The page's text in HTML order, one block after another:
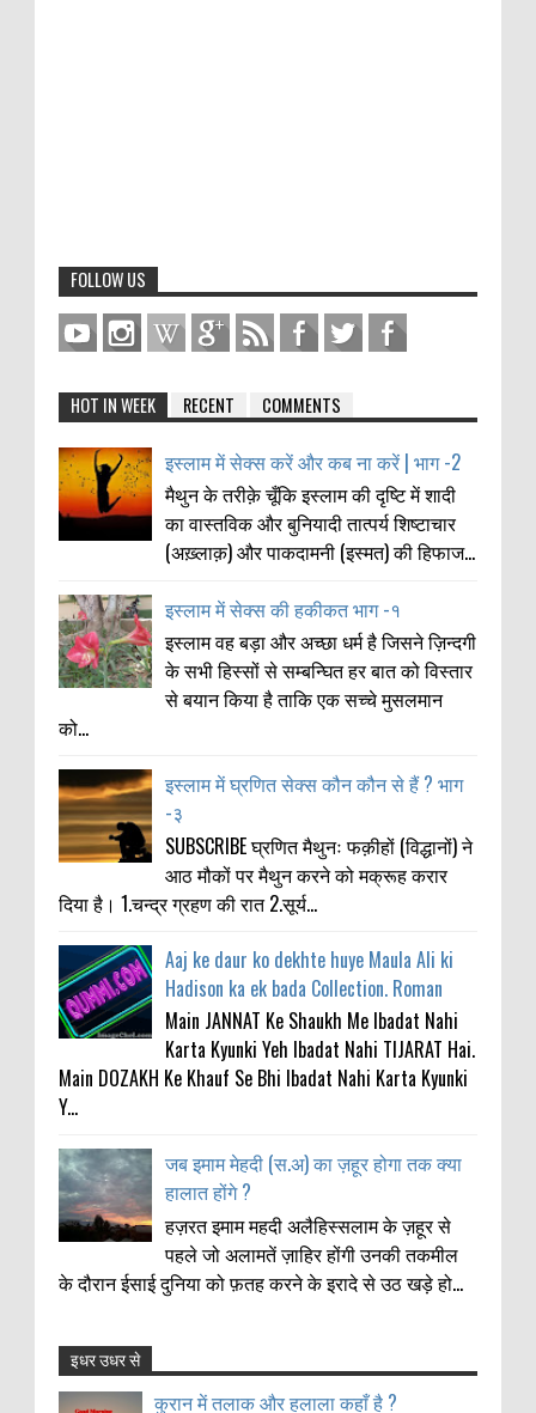
FOLLOW US
HOT IN WEEK RECENT COMMENTS
इस्लाम में सेक्स करें और कब ना करें | भाग -2
मैथुन के तरीक़े चूँकि इस्लाम की दृष्टि में शादी
का वास्तविक और बुनियादी तात्पर्य शिष्टाचार
(अख़्लाक़) और पाकदामनी (इस्मत) की हिफाज...
इस्लाम में सेक्स की हकीकत भाग -१
इस्लाम वह बड़ा और अच्छा धर्म है जिसने ज़िन्दगी
के सभी हिस्सों से सम्बन्घित हर बात को विस्तार
से बयान किया है ताकि एक सच्चे मुसलमान
को...
इस्लाम में घ्रणित सेक्स कौन कौन से हैं ? भाग
-३
SUBSCRIBE घ्रणित मैथुनः फक़ीहों (विद्धानों) ने
आठ मौकों पर मैथुन करने को मक्रूह करार
दिया है। 1.चन्द्र ग्रहण की रात 2.सूर्य...
Aaj ke daur ko dekhte huye Maula Ali ki
Hadison ka ek bada Collection. Roman
Main JANNAT Ke Shaukh Me Ibadat Nahi
Karta Kyunki Yeh Ibadat Nahi TIJARAT Hai.
Main DOZAKH Ke Khauf Se Bhi Ibadat Nahi Karta Kyunki
Y...
जब इमाम मेहदी (स.अ) का ज़हूर होगा तक क्या
हालात होंगे ?
हज़रत इमाम महदी अलैहिस्सलाम के ज़हूर से
पहले जो अलामतें ज़ाहिर होंगी उनकी तकमील
के दौरान ईसाई दुनिया को फ़तह करने के इरादे से उठ खड़े हो...
कुरान में तलाक और हलाला कहाँ है ?
2 8-23-2017
Anonymous:
इधर उधर से
कुरान में तलाक और हलाला कहाँ है ?